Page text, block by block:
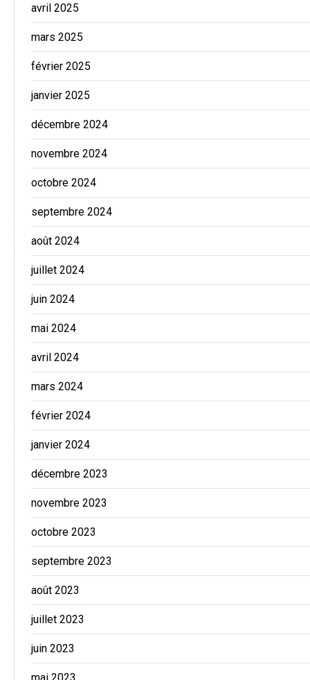
avril 2025
mars 2025
février 2025
janvier 2025
décembre 2024
novembre 2024
octobre 2024
septembre 2024
août 2024
juillet 2024
juin 2024
mai 2024
avril 2024
mars 2024
février 2024
janvier 2024
décembre 2023
novembre 2023
octobre 2023
septembre 2023
août 2023
juillet 2023
juin 2023
mai 2023